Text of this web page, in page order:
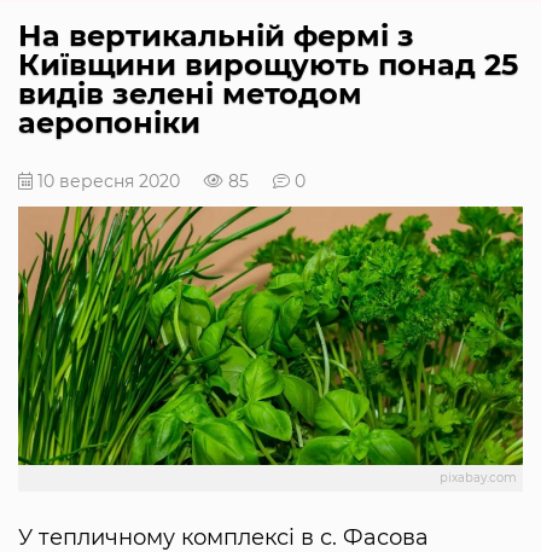
На вертикальній фермі з
Київщини вирощують понад 25
видів зелені методом
аеропоніки
10 вересня 2020 85 0
pixabay.com
У тепличному комплексі в с. Фасова